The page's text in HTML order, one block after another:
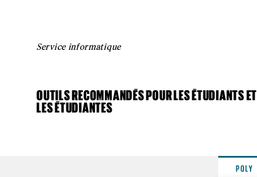
Service informatique
OUTILS RECOMMANDÉS POUR LES ÉTUDIANTS ET
LES ÉTUDIANTES
POLY